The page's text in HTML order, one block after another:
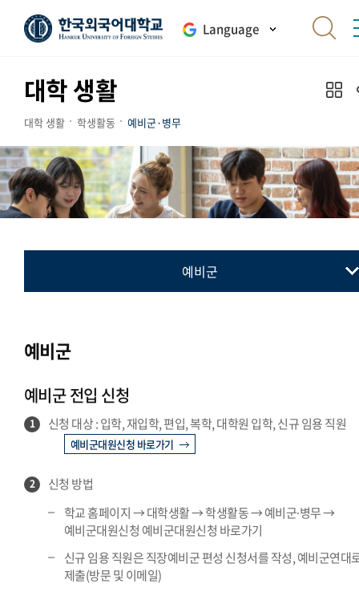
Language
대학 생활
대학 생활 학생활동 예비군·병무
예비군
예비군
예비군 전입 신청
1 신청 대상 : 입학, 재입학, 편입, 복학, 대학원 입학, 신규 임용 직원
예비군대원신청 바로가기
2
신청 방법
학교 홈페이지 → 대학생활 → 학생활동 → 예비군∙병무 →
예비군대원신청 예비군대원신청 바로가기
신규 임용 직원은 직장예비군 편성 신청서를 작성, 예비군연대
제출(방문 및 이메일)